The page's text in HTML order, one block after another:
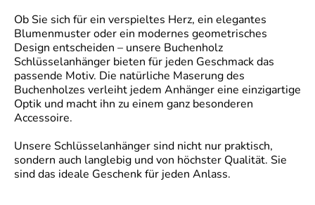
Ob Sie sich für ein verspieltes Herz, ein elegantes
Blumenmuster oder ein modernes geometrisches
Design entscheiden – unsere Buchenholz
Schlüsselanhänger bieten für jeden Geschmack das
passende Motiv. Die natürliche Maserung des
Buchenholzes verleiht jedem Anhänger eine einzigartige
Optik und macht ihn zu einem ganz besonderen
Accessoire.
Unsere Schlüsselanhänger sind nicht nur praktisch,
sondern auch langlebig und von höchster Qualität. Sie
sind das ideale Geschenk für jeden Anlass.